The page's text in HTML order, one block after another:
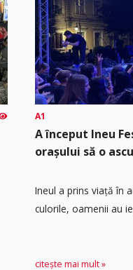
A1
A început Ineu
orașului să o
Ineul a prins viață în
culorile, oamenii au
citește mai mult »